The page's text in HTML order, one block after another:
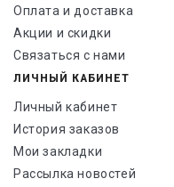
Оплата и доставка
Акции и скидки
Связаться с нами
ЛИЧНЫЙ КАБИНЕТ
Личный кабинет
История заказов
Мои закладки
Рассылка новостей